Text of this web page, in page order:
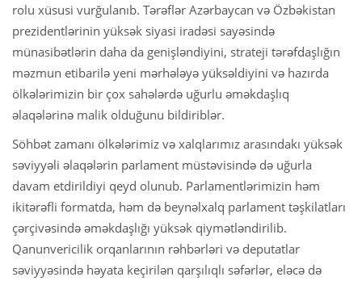
rolu xüsusi vurğulanıb. Tərəflər Azərbaycan və Özbəkistan
prezidentlərinin yüksək siyasi iradəsi sayəsində
münasibətlərin daha da genişləndiyini, strateji tərəfdaşlığın
məzmun etibarilə yeni mərhələyə yüksəldiyini və hazırda
ölkələrimizin bir çox sahələrdə uğurlu əməkdaşlıq
əlaqələrinə malik olduğunu bildiriblər.
Söhbət zamanı ölkələrimiz və xalqlarımız arasındakı yüksək
səviyyəli əlaqələrin parlament müstəvisində də uğurla
davam etdirildiyi qeyd olunub. Parlamentlərimizin həm
ikitərəfli formatda, həm də beynəlxalq parlament təşkilatları
çərçivəsində əməkdaşlığı yüksək qiymətləndirilib.
Qanunvericilik orqanlarının rəhbərləri və deputatlar
səviyyəsində həyata keçirilən qarşılıqlı səfərlər, eləcə də